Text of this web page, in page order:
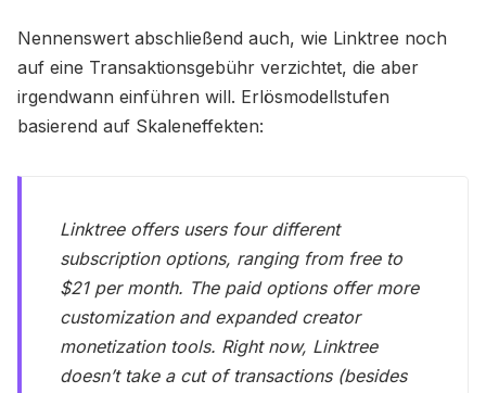
Nennenswert abschließend auch, wie Linktree noch
auf eine Transaktionsgebühr verzichtet, die aber
irgendwann einführen will. Erlösmodellstufen
basierend auf Skaleneffekten:
Linktree offers users four different
subscription options, ranging from free to
$21 per month. The paid options offer more
customization and expanded creator
monetization tools. Right now, Linktree
doesn’t take a cut of transactions (besides